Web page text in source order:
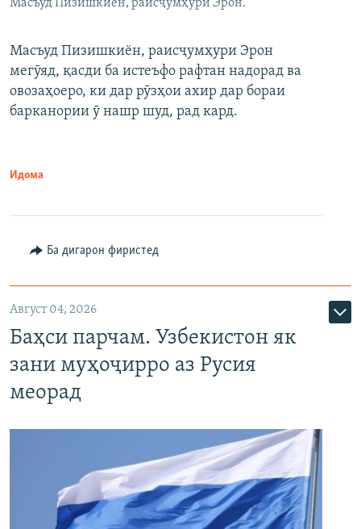
Масъуд Пизишкиён, раисҷумҳури Эрон.
Масъуд Пизишкиён, раисҷумҳури Эрон
мегӯяд, қасди ба истеъфо рафтан надорад ва
овозаҳоеро, ки дар рӯзҳои ахир дар бораи
барканории ӯ нашр шуд, рад кард.
Идома
Ба дигарон фиристед
Август 04, 2026
Баҳси парчам. Узбекистон як
зани муҳоҷирро аз Русия
меорад